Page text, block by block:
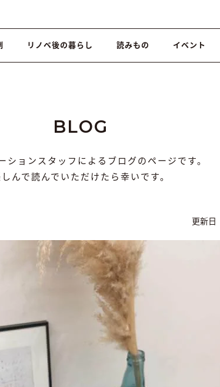
リノベ後の暮らし 読みもの イベント
BLOG
ションスタッフによるブログのページです。
んで読んでいただけたら幸いです。
更新日